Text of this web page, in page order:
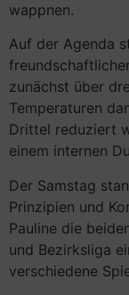
wappnen.
Auf der Agenda
zunächst über
Temperaturen
Drittel reduziert
einem internen
Der Samstag
Prinzipien und
Pauline die
und Bezirksliga
verschiedene